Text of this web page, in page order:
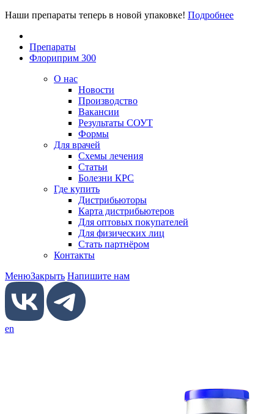
Наши препараты теперь в новой упаковке! Подробнее
Препараты
Флориприм 300
О нас
Новости
Производство
Вакансии
Результаты СОУТ
Формы
Для врачей
Схемы лечения
Статьи
Болезни КРС
Где купить
Дистрибьюторы
Карта дистрибьютеров
Для оптовых покупателей
Для физических лиц
Стать партнёром
Контакты
МенюЗакрыть Напишите нам
en